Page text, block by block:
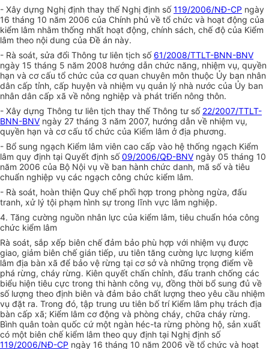
- Xây dựng Nghị định thay thế Nghị định số119/2006/NĐ-CP ngày
16 tháng 10 năm 2006 của Chính phủ về tổ chức và hoạt động của
kiểm lâm nhằm thống nhất hoạt động, chính sách, chế độ của Kiểm
lâm theo nội dung củaĐề án này.
- Rà soát, sửa đổi Thông tư liên tịch số 61/2008/TTLT-BNN-BNV
ngày 15 tháng 5 năm 2008 hướng dẫn chức năng, nhiệm vụ, quyền
hạn và cơ cấu tổ chức của cơ quan chuyên môn thuộc Ủy ban nhân
dân cấp tỉnh, cấp huyện và nhiệm vụ quản lý nhà nước của Ủy ban
nhân dân cấp xã về nông nghiệp và phát triển nông thôn.
- Xây dựng Thông tư liên tịch thay thế Thông tư số 22/2007/TTLT-
BNN-BNV ngày 27 tháng 3 năm 2007, hướng dẫn về nhiệm vụ,
quyền hạn và cơ cấu tổ chức của Kiểm lâm ở địa phương.
- Bổ sung ngạch Kiểm lâm viên cao cấp vào hệ thống ngạch Kiểm
lâm quy định tại Quyết định số09/2006/QĐ-BNV ngày 05 tháng 10
năm 2006 của Bộ Nội vụ về ban hành chức danh, mã số và tiêu
chuẩn nghiệp vụ các ngạch công chức kiểm lâm.
- Rà soát, hoàn thiện Quy chế phối hợp trong phòng ngừa, đấu
tranh, xử lý tội phạm hình sự trong lĩnh vực lâm nghiệp.
4. Tăng cường nguồn nhân lực của kiểm lâm, tiêu chuẩn hóa công
chức kiểm lâm
Rà soát, sắp xếp biên chế đảm bảo phù hợp với nhiệm vụ được
giao, giảm biên chế gián tiếp, ưu tiên tăng cường lực lượng kiểm
lâm địa bàn xã để bảo vệ rừng tại cơ sở và những trọng điểm về
phá rừng, cháy rừng. Kiên quyết chấn chỉnh, đấu tranh chống các
biểu hiện tiêu cực trong thi hành công vụ, đồng thời bổ sung đủ về
số lượng theo định biên và đảm bảo chất lượng theo yêu cầu nhiệm
vụ đặt ra. Trong đó, tập trung ưu tiên bố trí Kiểm lâm phụ trách địa
bàn cấp xã; Kiểm lâm cơ động và phòng cháy, chữa cháy rừng.
Bình quân toàn quốc cứ một ngàn héc-ta rừng phòng hộ, sản xuất
có một biên chế kiểm lâm theo quy định tại Nghị định số
119/2006/NĐ-CP ngày 16 tháng 10 năm 2006 về tổ chức và hoạt